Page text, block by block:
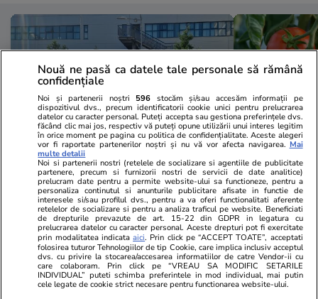
Sănătate și Fitness 18:56
A doua zi de grevă în Sănătate:
„Avem colegi care ne-au murit în
spital”. Mărturii cutremurătoare
de la Spitalul Bagdasar-Arseni
Lifestyle
Ce
cumpără o
favorita
Nouă ne pasă ca datele tale personale să rămână
confidențiale
Noi și partenerii noștri 596 stocăm și/sau accesăm informații pe
dispozitivul dvs., precum identificatorii cookie unici pentru prelucrarea
datelor cu caracter personal. Puteți accepta sau gestiona preferințele dvs.
făcând clic mai jos, respectiv vă puteți opune utilizării unui interes legitim
în orice moment pe pagina cu politica de confidențialitate. Aceste alegeri
vor fi raportate partenerilor noștri și nu vă vor afecta navigarea. Mai
multe detalii
Noi si partenerii nostri (retelele de socializare si agentiile de publicitate
partenere, precum si furnizorii nostri de servicii de date analitice)
prelucram date pentru a permite website-ului sa functioneze, pentru a
personaliza continutul si anunturile publicitare afisate in functie de
interesele si/sau profilul dvs., pentru a va oferi functionalitati aferente
retelelor de socializare si pentru a analiza traficul pe website. Beneficiati
de drepturile prevazute de art. 15-22 din GDPR in legatura cu
prelucrarea datelor cu caracter personal. Aceste drepturi pot fi exercitate
prin modalitatea indicataaici. Prin click pe “ACCEPT TOATE”, acceptati
folosirea tuturor Tehnologiilor de tip Cookie, care implica inclusiv acceptul
dvs. cu privire la stocarea/accesarea informatiilor de catre Vendor-ii cu
care colaboram. Prin click pe “VREAU SA MODIFIC SETARILE
INDIVIDUAL” puteti schimba preferintele in mod individual, mai putin
cele legate de cookie strict necesare pentru functionarea website-ului.